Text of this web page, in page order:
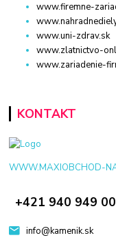
www.firemne-
www.uni-zdrav.sk
www.zlatnictvo-
www.zariadenie-
KONTAKT
WWW.MAXIOBCHOD-
+421 940 949
info@kamenik.sk